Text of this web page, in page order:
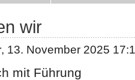
wir
, 13. November 2025
mit Führung